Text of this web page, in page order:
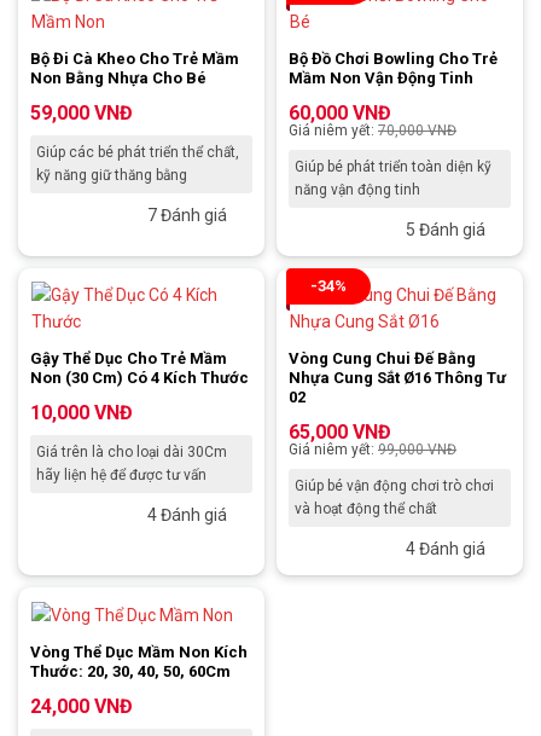
Bộ Đi Cà Kheo Cho Trẻ Mầm
Non Bằng Nhựa Cho Bé
7 Đánh giá
59,000 VNĐ
Giúp các bé phát triển thể chất,
kỹ năng giữ thăng bằng
Bộ Đồ Chơi Bowling Cho Trẻ
Mầm Non Vận Động Tinh
5 Đánh giá
60,000 VNĐ
Giá niêm yết: 70,000VNĐ
Giúp bé phát triển toàn diện kỹ
năng vận động tinh
Gậy Thể Dục Cho Trẻ Mầm
Non (30 Cm) Có 4 Kích Thước
4 Đánh giá
10,000 VNĐ
Giá trên là cho loại dài 30Cm
hãy liện hệ để được tư vấn
-34%
Vòng Cung Chui Đế Bằng
Nhựa Cung Sắt Ø16 Thông Tư
02
4 Đánh giá
65,000 VNĐ
Giá niêm yết: 99,000VNĐ
Giúp bé vận động chơi trò chơi
và hoạt động thể chất
Vòng Thể Dục Mầm Non Kích
Thước: 20, 30, 40, 50, 60Cm
24,000 VNĐ